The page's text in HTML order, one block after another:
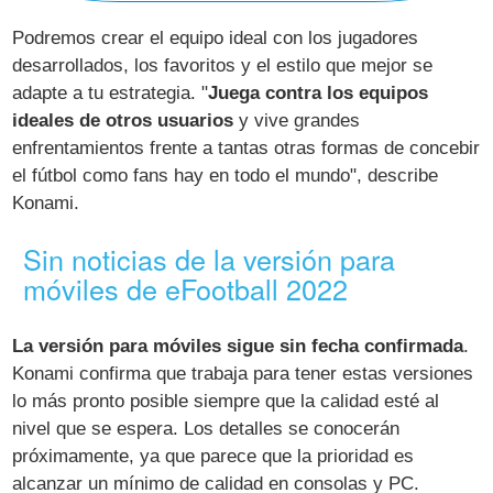
Podremos crear el equipo ideal con los jugadores
desarrollados, los favoritos y el estilo que mejor se
adapte a tu estrategia. "Juega contra los equipos
ideales de otros usuarios y vive grandes
enfrentamientos frente a tantas otras formas de concebir
el fútbol como fans hay en todo el mundo", describe
Konami.
Sin noticias de la versión para
móviles de eFootball 2022
La versión para móviles sigue sin fecha confirmada.
Konami confirma que trabaja para tener estas versiones
lo más pronto posible siempre que la calidad esté al
nivel que se espera. Los detalles se conocerán
próximamente, ya que parece que la prioridad es
alcanzar un mínimo de calidad en consolas y PC.